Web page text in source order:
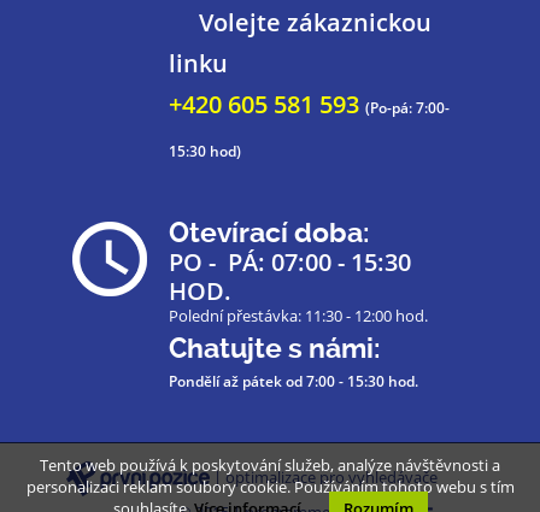
Volejte zákaznickou
linku
+420 605 581 593 (Po-pá: 7:00-
15:30 hod)
Otevírací doba:
PO - PÁ: 07:00 - 15:30
HOD.
Polední přestávka: 11:30 - 12:00 hod.
Chatujte s námi:
Pondělí až pátekod 7:00 - 15:30 hod.
| optimalizace pro vyhledávače
Tento web používá k poskytování služeb, analýze návštěvnosti a
personalizaci reklam soubory cookie. Používáním tohoto webu s tím